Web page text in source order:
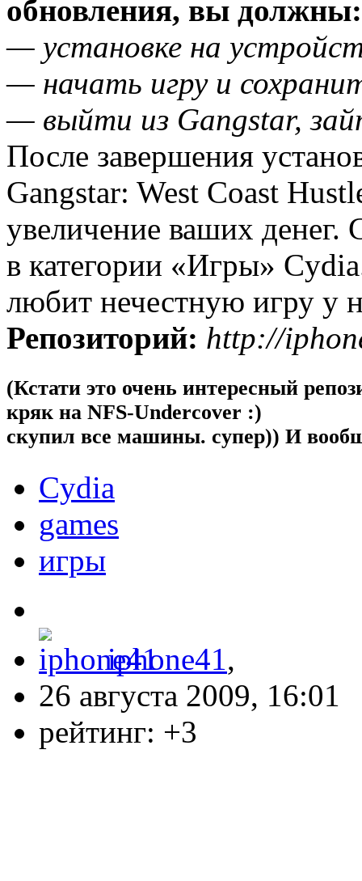
обновления, вы должны:
— установке на
— начать игру и
— выйти из Gangstar,
После завершения
Gangstar: West Coast
увеличение ваших денег.
в категории «Игры»
любит нечестную игру у
Репозиторий: http://
(Кстати это очень интересный
кряк на NFS-Undercover :)
скупил все машины. супер)) И
Cydia
games
игры
iphone41,
26 августа 2009, 16:01
рейтинг: +3